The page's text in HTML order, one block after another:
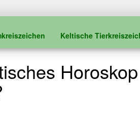
Keltische